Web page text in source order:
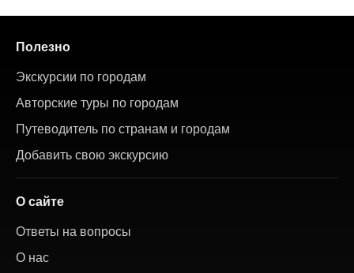
Полезно
Экскурсии по городам
Авторские туры по городам
Путеводитель по странам и городам
Добавить свою экскурсию
О сайте
Ответы на вопросы
О нас